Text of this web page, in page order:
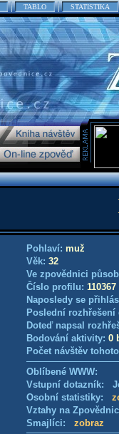
TABLO STATISTIKA
Pohlaví: muž
Věk: 32
Ve zpovědnici
Číslo profilu: 110367
Naposledy se
Poslední
Doteď napsal
Bodování aktivity: 0
Počet návštěv
Oblíbené WWW:
Vstupní dotazník:
Osobní statistiky:
Vztahy na
Smajlíci: zobraz